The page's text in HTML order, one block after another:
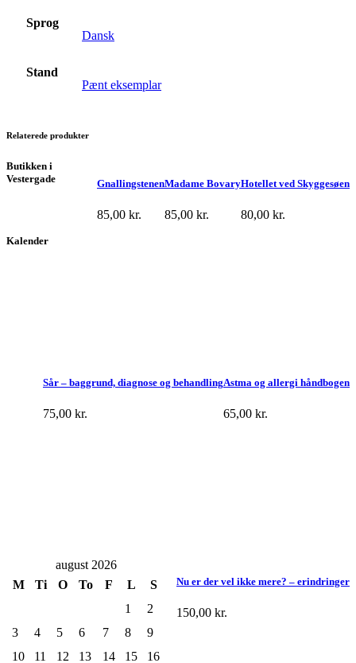
Sprog
Dansk
Stand
Pænt eksemplar
Relaterede produkter
Hotellet ved Skyggesøen
80,00 kr.
Madame Bovary
85,00 kr.
Gnallingstenen
85,00 kr.
Astma og allergi håndbogen
65,00 kr.
Sår – baggrund, diagnose og behandling
75,00 kr.
Nu er der vel ikke mere? – erindringer
150,00 kr.
Butikken i
Vestergade
Kalender
august 2026
M
Ti O To F L
S
1
2
3
4 5 6 7 8
9
10
11 12 13 14 15
16